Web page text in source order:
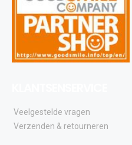
Veelgestelde vragen
Verzenden & retourneren